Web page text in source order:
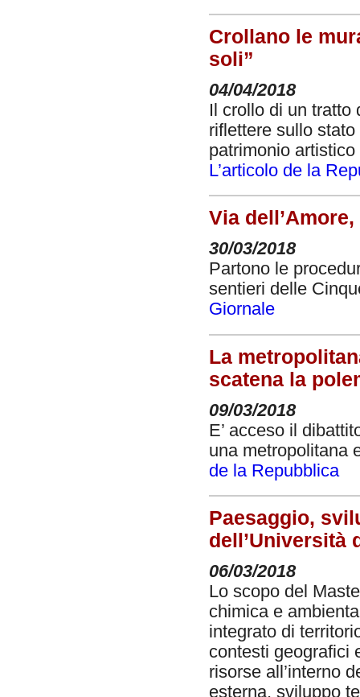
Crollano le
soli”
04/04/2018
Il crollo di un tratto
riflettere sullo
patrimonio
L’articolo de la
Via
30/03/2018
Partono le
sentieri delle
Giornale
La
scatena la
09/03/2018
E’ acceso il
una metropolitana
de la Repubblica
Paesaggio,
dell’Università
06/03/2018
Lo scopo del
chimica e
integrato di
contesti geografici
risorse all’interno
esterna, sviluppo